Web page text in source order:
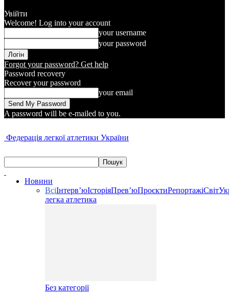
Увійти
Welcome! Log into your account
your username
your password
Forgot your password? Get help
Password recovery
Recover your password
your email
A password will be e-mailed to you.
Федерація легкої атлетики України
Новини
ВсіІнтерв’юІсторіяПрев’юПроєктиРепортажіСвіт
легка атлетика
Без категорії